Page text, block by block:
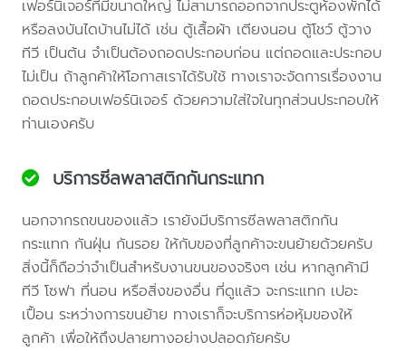
เฟอร์นิเจอร์ที่มีขนาดใหญ่ ไม่สามารถออกจากประตูห้องพักได้
หรือลงบันไดบ้านไม่ได้ เช่น ตู้เสื้อผ้า เตียงนอน ตู้โชว์ ตู้วาง
ทีวี เป็นต้น จำเป็นต้องถอดประกอบก่อน แต่ถอดและประกอบ
ไม่เป็น ถ้าลูกค้าให้โอกาสเราได้รับใช้ ทางเราจะจัดการเรื่องงาน
ถอดประกอบเฟอร์นิเจอร์ ด้วยความใส่ใจในทุกส่วนประกอบให้
ท่านเองครับ
บริการซีลพลาสติกกันกระแทก
นอกจากรถขนของแล้ว เรายังมีบริการซีลพลาสติกกัน
กระแทก กันฝุ่น กันรอย ให้กับของที่ลูกค้าจะขนย้ายด้วยครับ
สิ่งนี้ก็ถือว่าจำเป็นสำหรับงานขนของจริงๆ เช่น หากลูกค้ามี
ทีวี โซฟา ที่นอน หรือสิ่งของอื่น ที่ดูแล้ว จะกระแทก เปอะ
เปื้อน ระหว่างการขนย้าย ทางเราก็จะบริการห่อหุ้มของให้
ลูกค้า เพื่อให้ถึงปลายทางอย่างปลอดภัยครับ